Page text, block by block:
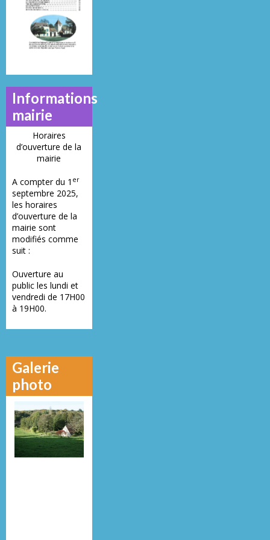
28
Informations
mairie
Horaires
d’ouverture de la
mairie
A compter du 1 er
septembre 2025,
les horaires
d’ouverture de la
mairie sont
modifiés comme
suit :
Ouverture au
public les lundi et
vendredi de 17H00
à 19H00.
Galerie
photo